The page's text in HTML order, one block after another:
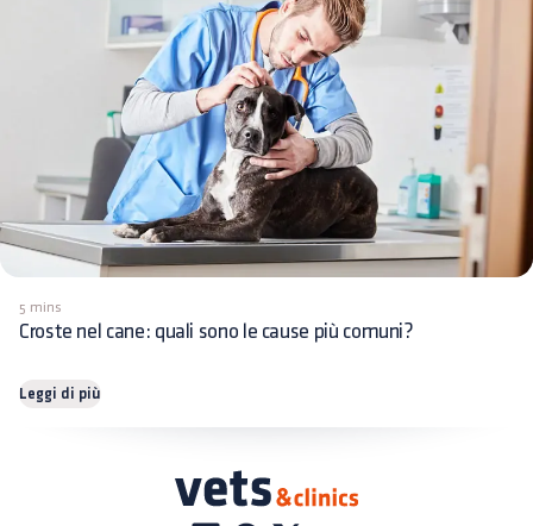
5 mins
Croste nel cane: quali sono le cause più comuni?
Leggi di più